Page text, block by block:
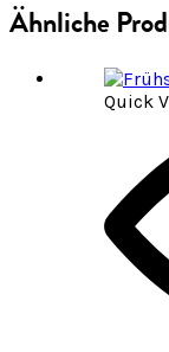
Ähnliche
Quick